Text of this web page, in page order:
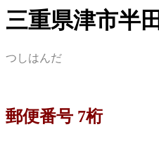
三重県津市半田
つしはんだ
郵便番号 7桁